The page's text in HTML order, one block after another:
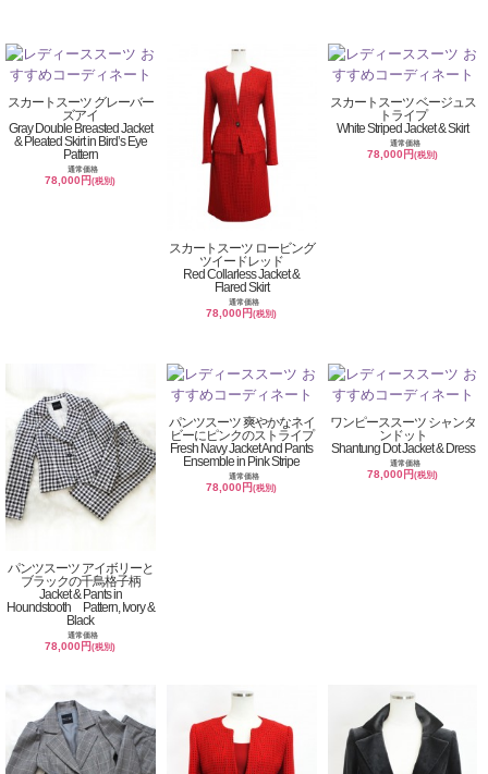
スカートスーツ グレーバー
ズアイ
Gray Double Breasted Jacket
& Pleated Skirt in Bird’s Eye
Pattern
通常価格
78,000円(税別)
スカートスーツ ロービング
ツイードレッド
Red Collarless Jacket &
Flared Skirt
通常価格
78,000円(税別)
スカートスーツ ベージュス
トライプ
White Striped Jacket & Skirt
通常価格
78,000円(税別)
パンツスーツ アイボリーと
ブラックの千鳥格子柄
Jacket & Pants in
Houndstooth Pattern, Ivory &
Black
通常価格
78,000円(税別)
パンツスーツ 爽やかなネイ
ビーにピンクのストライプ
Fresh Navy Jacket And Pants
Ensemble in Pink Stripe
通常価格
78,000円(税別)
ワンピーススーツ シャンタ
ンドット
Shantung Dot Jacket & Dress
通常価格
78,000円(税別)